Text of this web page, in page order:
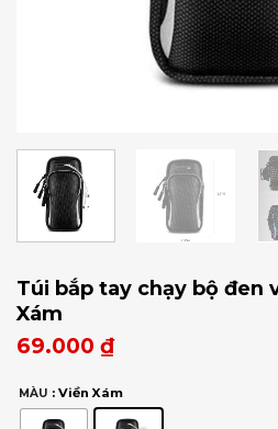
Túi bắp tay chạy bộ đen
Xám
69.000 ₫
MÀU : Viền Xám